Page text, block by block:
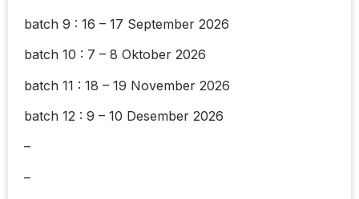
batch 9 : 16 – 17 September 2026
batch 10 : 7 – 8 Oktober 2026
batch 11 : 18 – 19 November 2026
batch 12 : 9 – 10 Desember 2026
–
–